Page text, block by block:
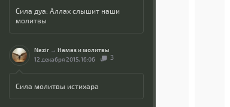
Сила дуа: Аллах слышит наши
молитвы
Nazir → Намаз и молитвы
12 декабря 2015, 16:06
3
Сила молитвы истихара